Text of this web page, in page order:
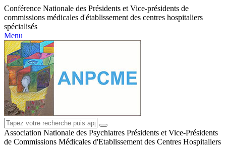
Conférence Nationale des Présidents et Vice-présidents de
commissions médicales d'établissement des centres hospitaliers
spécialisés
Menu
Association Nationale des Psychiatres Présidents et Vice-Présidents
de Commissions Médicales d'Etablissement des Centres Hospitaliers